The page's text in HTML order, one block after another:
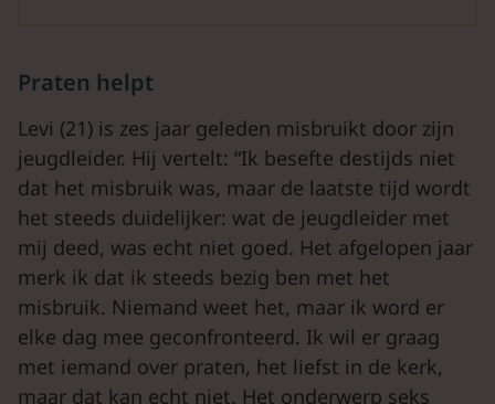
Praten helpt
Levi (21) is zes jaar geleden misbruikt door zijn
jeugdleider. Hij vertelt: “Ik besefte destijds niet
dat het misbruik was, maar de laatste tijd wordt
het steeds duidelijker: wat de jeugdleider met
mij deed, was echt niet goed. Het afgelopen jaar
merk ik dat ik steeds bezig ben met het
misbruik. Niemand weet het, maar ik word er
elke dag mee geconfronteerd. Ik wil er graag
met iemand over praten, het liefst in de kerk,
maar dat kan echt niet. Het onderwerp seks